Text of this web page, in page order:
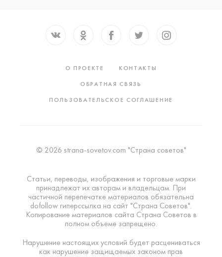
О ПРОЕКТЕ
КОНТАКТЫ
ОБРАТНАЯ СВЯЗЬ
ПОЛЬЗОВАТЕЛЬСКОЕ СОГЛАШЕНИЕ
© 2026 strana-sovetov.com "Страна советов"
Статьи, переводы, изображения и торговые марки
принадлежат их авторам и владельцам. При
частичной перепечатке материалов обязательна
dofollow гиперссылка на сайт "Страна Советов".
Копирование материалов сайта Страна Советов в
полном объеме запрещено.
Нарушение настоящих условий будет расцениваться
как нарушение защищаемых законом прав